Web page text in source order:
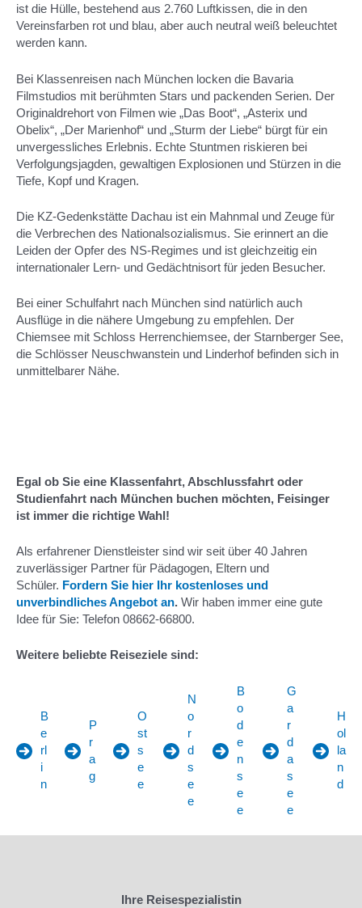
ist die Hülle, bestehend aus 2.760 Luftkissen, die in den
Vereinsfarben rot und blau, aber auch neutral weiß beleuchtet
werden kann.
Bei Klassenreisen nach München locken die Bavaria
Filmstudios mit berühmten Stars und packenden Serien. Der
Originaldrehort von Filmen wie „Das Boot“, „Asterix und
Obelix“, „Der Marienhof“ und „Sturm der Liebe“ bürgt für ein
unvergessliches Erlebnis. Echte Stuntmen riskieren bei
Verfolgungsjagden, gewaltigen Explosionen und Stürzen in die
Tiefe, Kopf und Kragen.
Die KZ-Gedenkstätte Dachau ist ein Mahnmal und Zeuge für
die Verbrechen des Nationalsozialismus. Sie erinnert an die
Leiden der Opfer des NS-Regimes und ist gleichzeitig ein
internationaler Lern- und Gedächtnisort für jeden Besucher.
Bei einer Schulfahrt nach München sind natürlich auch
Ausflüge in die nähere Umgebung zu empfehlen. Der
Chiemsee mit Schloss Herrenchiemsee, der Starnberger See,
die Schlösser Neuschwanstein und Linderhof befinden sich in
unmittelbarer Nähe.
Egal ob Sie eine Klassenfahrt, Abschlussfahrt oder
Studienfahrt nach München buchen möchten, Feisinger
ist immer die richtige Wahl!
Als erfahrener Dienstleister sind wir seit über 40 Jahren
zuverlässiger Partner für Pädagogen, Eltern und
Schüler. Fordern Sie hier Ihr kostenloses und
unverbindliches Angebot an. Wir haben immer eine gute
Idee für Sie: Telefon 08662-66800.
Weitere beliebte Reiseziele sind:
B
e
rl
i
n
P
r
a
g
O
st
s
e
e
N
o
r
d
s
e
e
B
o
d
e
n
s
e
e
G
a
r
d
a
s
e
e
H
ol
la
n
d
Ihre Reisespezialistin